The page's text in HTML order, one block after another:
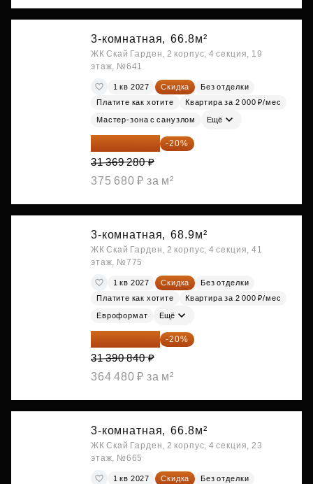
3-комнатная, 66.8м²
ЖК Скай Гарден, 2 корпус, 4 секция, 19
этаж, №641
1 кв 2027 Скидка
Без отделки
Платите как хотите
Квартира за 2 000 ₽/мес
Мастер-зона с санузлом Ещё
25 095 424 ₽ -20%
31 369 280 ₽
375 680 ₽ за м²
3-комнатная, 68.9м²
ЖК Скай Гарден, 2 корпус, 4 секция, 41
этаж, №775
1 кв 2027 Скидка
Без отделки
Платите как хотите
Квартира за 2 000 ₽/мес
Евроформат Ещё
25 112 672 ₽ -20%
31 390 840 ₽
364 480 ₽ за м²
3-комнатная, 66.8м²
ЖК Скай Гарден, 2 корпус, 4 секция, 23
этаж, №665
1 кв 2027 Скидка
Без отделки